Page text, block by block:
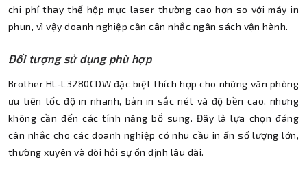
chi phí thay thế hộp mực laser thường cao hơn so với máy in
phun, vì vậy doanh nghiệp cần cân nhắc ngân sách vận hành.
Đối tượng sử dụng phù hợp
Brother HL-L3280CDW đặc biệt thích hợp cho những văn phòng
ưu tiên tốc độ in nhanh, bản in sắc nét và độ bền cao, nhưng
không cần đến các tính năng bổ sung. Đây là lựa chọn đáng
cân nhắc cho các doanh nghiệp có nhu cầu in ấn số lượng lớn,
thường xuyên và đòi hỏi sự ổn định lâu dài.